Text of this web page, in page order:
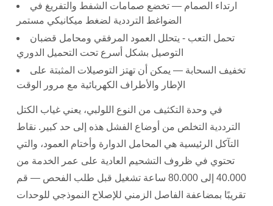
ارتداء الصمام — تخضع صمامات الشفط والتفريغ في
الضواغط الترددية لضغط ميكانيكي مستمر
تحمل التعب - يتحلل العمود المرفقي ومحامل قضبان
التوصيل بشكل أسرع تحت التحميل الدوري
تخفيف السحابة — يمكن أن تهتز التوصيلات المثبتة على
الإطار والأطراف الكهربائية مع مرور الوقت
في وحدة التكثيف من النوع اللولبي، يعني غياب الكتل
الترددية التخلص من أوضاع الفشل هذه إلى حد كبير. نقاط
التآكل الرئيسية هي المحامل الدوارة وأختام العمود، والتي
تحتوي في ظروف التشحيم العادية على عمر الخدمة من
40.000 إلى 80.000 ساعة تشغيل
قبل طلب الفحص — قم
تقريبًا بمضاعفة الفاصل الزمني للإصلاح النموذجي للوحدات